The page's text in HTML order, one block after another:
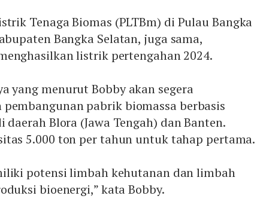
Tenaga Biomas (PLTBm) di Pulau Bangka
Bangka Selatan, juga sama,
listrik pertengahan 2024.
yang menurut Bobby akan segera
pabrik biomassa berbasis
Blora (Jawa Tengah) dan Banten.
5.000 ton per tahun untuk tahap pertama.
potensi limbah kehutanan dan limbah
bioenergi,” kata Bobby.